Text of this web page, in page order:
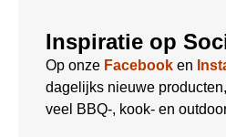
Inspiratie op
Op onze Facebook en
dagelijks nieuwe
veel BBQ-, kook- en